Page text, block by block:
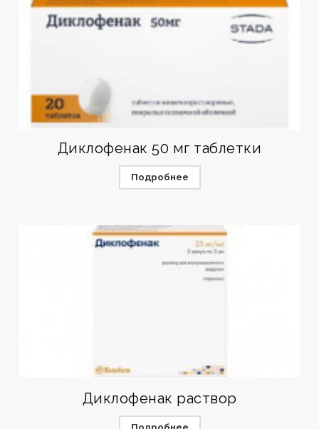
Диклофенак 50 мг таблетки
Подробнее
Диклофенак раствор